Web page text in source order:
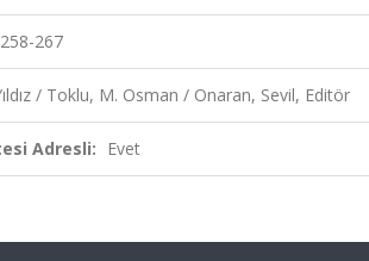
267
/ Toklu, M. Osman / Onaran, Sevil, Editör
Adresli: Evet